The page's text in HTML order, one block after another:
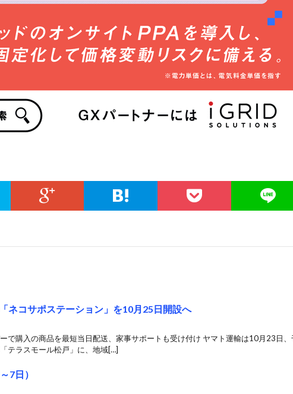
ネコサポステーション」を10月25日開設へ
で購入の商品を最短当日配送、家事サポートも受け付け ヤマト運輸は10月23日、
テラスモール松戸」に、地域[…]
7日）